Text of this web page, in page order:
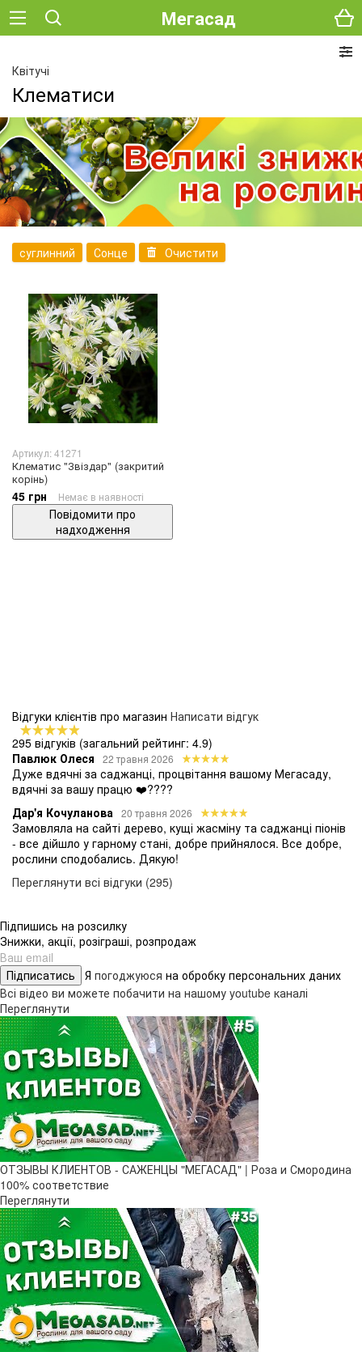
Мегасад
Квітучі
Клематиси
суглинний Сонце Очистити
Артикул: 41271
Клематис "Звіздар" (закритий
корінь)
45 грн Немає в наявності
Повідомити про
надходження
Відгуки клієнтів про магазин Написати відгук
295 відгуків (загальний рейтинг: 4.9)
Павлюк Олеся
22 травня 2026
Дуже вдячні за саджанці, процвітання вашому Мегасаду,
вдячні за вашу працю ❤️????
Дар'я Кочуланова 20 травня 2026
Замовляла на сайті дерево, кущі жасміну та саджанці піонів
- все дійшло у гарному стані, добре прийнялося. Все добре,
рослини сподобались. Дякую!
Переглянути всі відгуки (295)
Підпишись на розсилку
Знижки, акції, розіграші, розпродаж
Підписатись Я погоджуюся на обробку персональних даних
Всі відео ви можете побачити на нашому youtube каналі
Переглянути
ОТЗЫВЫ КЛИЕНТОВ - САЖЕНЦЫ "МЕГАСАД" | Роза и Смородина
100% соответствие
Переглянути